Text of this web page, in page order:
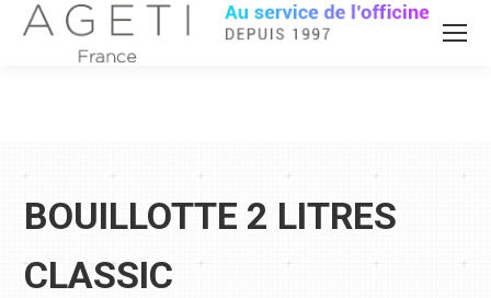
BOUILLOTTE 2 LITRES
CLASSIC